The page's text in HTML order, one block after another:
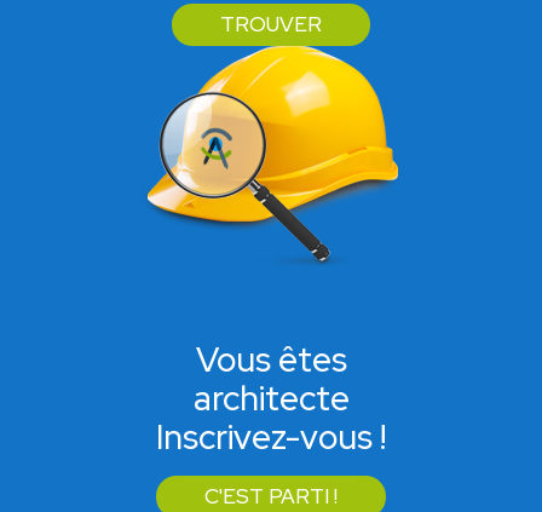
TROUVER
Vous êtes
architecte
Inscrivez-vous !
C'EST PARTI !